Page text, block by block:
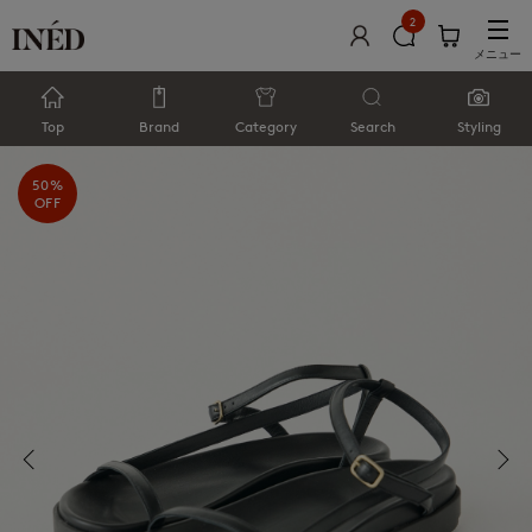
2
メニュー
Top Brand Category Search Styling
50%
OFF